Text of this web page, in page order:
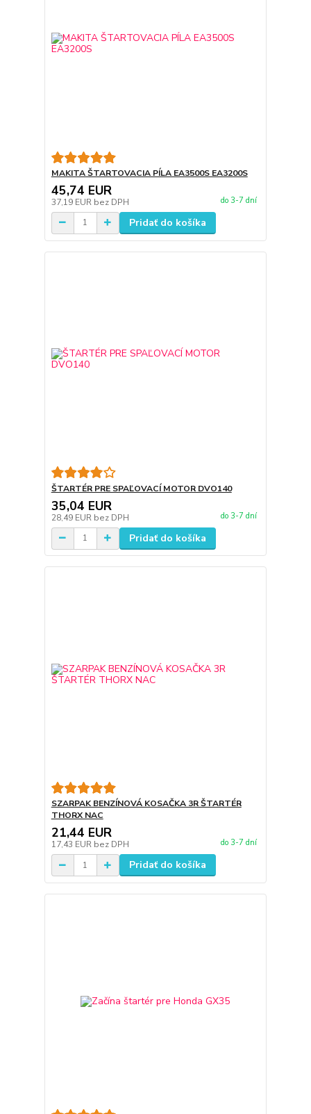
MAKITA ŠTARTOVACIA PÍLA EA3500S EA3200S
45,74 EUR
37,19 EUR bez DPH do 3-7 dní
Pridať do košíka
ŠTARTÉR PRE SPAĽOVACÍ MOTOR DVO140
35,04 EUR
28,49 EUR bez DPH do 3-7 dní
Pridať do košíka
SZARPAK BENZÍNOVÁ KOSAČKA 3R ŠTARTÉR
THORX NAC
21,44 EUR
17,43 EUR bez DPH do 3-7 dní
Pridať do košíka